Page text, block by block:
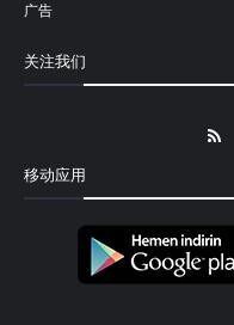
广告
关注我们
移动应用